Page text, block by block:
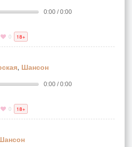
0:00 / 0:00
0 18+
, Шансон
0:00 / 0:00
0 18+